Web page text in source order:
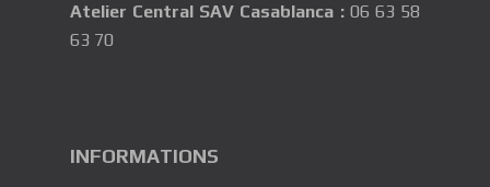
Atelier Central SAV Casablanca : 06 63 58
63 70
INFORMATIONS